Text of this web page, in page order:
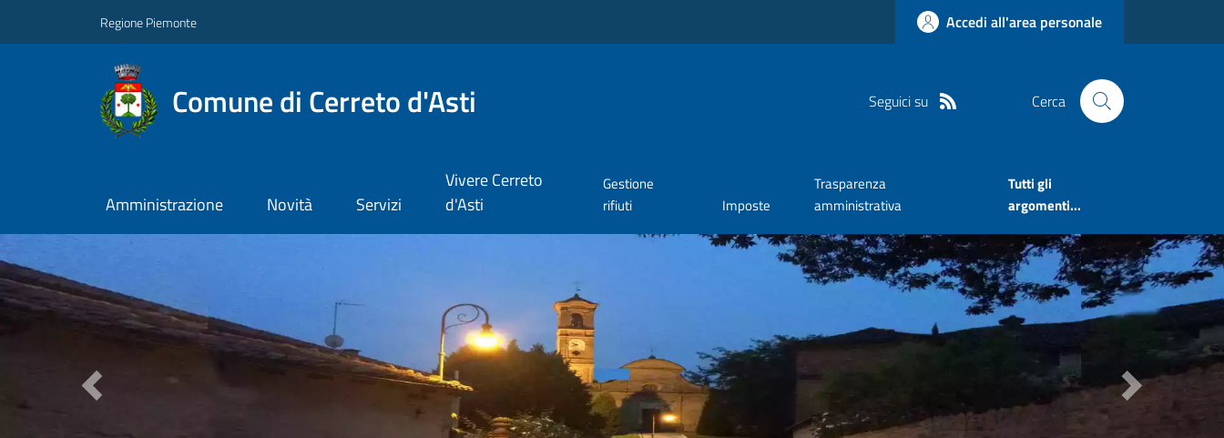
Regione Piemonte Accedi all'area personale
Comune di Cerreto d'Asti Seguici su Cerca
Amministrazione Novità Servizi
Vivere Cerreto
d'Asti
Gestione
rifiuti
Imposte
Trasparenza
amministrativa
Tutti gli
argomenti...
Previous Next